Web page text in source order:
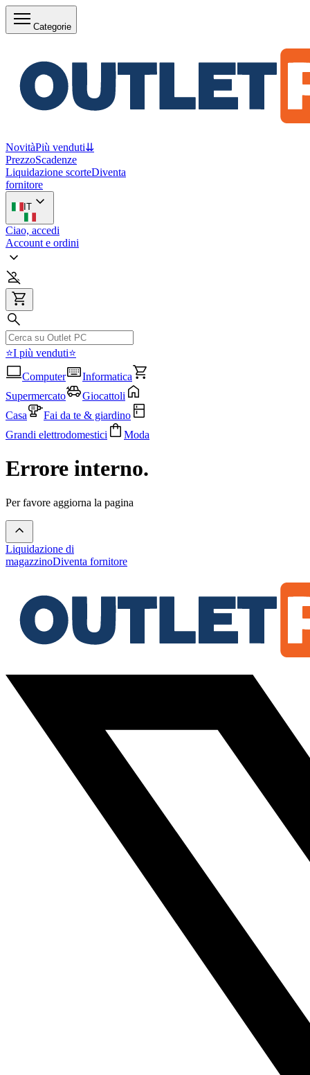
Categorie
NovitàPiù venduti⇊
PrezzoScadenze
Liquidazione scorteDiventa
fornitore
IT
Ciao, accedi
Account e ordini
⭐I più venduti⭐
Computer
Informatica
Supermercato
Giocattoli
Casa
Fai da te & giardino
Grandi elettrodomestici
Moda
Errore interno.
Per favore aggiorna la pagina
Liquidazione di
magazzinoDiventa fornitore